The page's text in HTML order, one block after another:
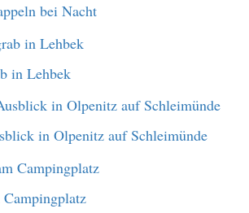
bei Nacht
in Lehbek
in Olpenitz auf Schleimünde
Campingplatz